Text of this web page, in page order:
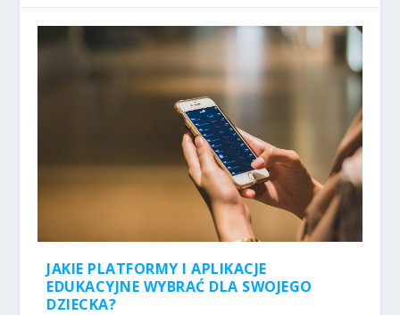
JAKIE PLATFORMY I APLIKACJE
EDUKACYJNE WYBRAĆ DLA SWOJEGO
DZIECKA?